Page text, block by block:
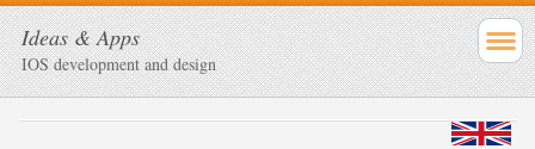
Ideas & Apps
IOS development and design